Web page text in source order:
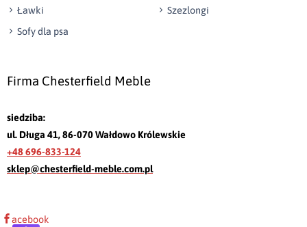
Ławki
Szezlongi
Sofy dla psa
Firma Chesterfield Meble
siedziba:
ul. Długa 41, 86-070 Wałdowo Królewskie
+48 696-833-124
sklep@chesterfield-meble.com.pl
acebook